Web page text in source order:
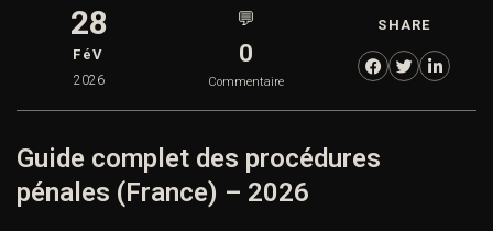
28
FéV
2026
💬
0
Commentaire
SHARE
Guide complet des procédures
pénales (France) – 2026